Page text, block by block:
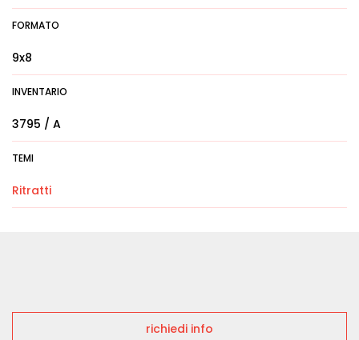
FORMATO
9x8
INVENTARIO
3795 / A
TEMI
Ritratti
richiedi info